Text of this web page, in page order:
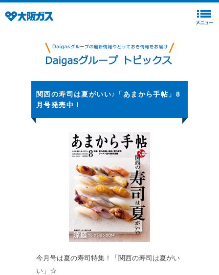
関西の寿司は夏がいい♪「あまから手帖」8
月号発売中！
今月号は夏の寿司特集！「関西の寿司は夏がい
い」☆